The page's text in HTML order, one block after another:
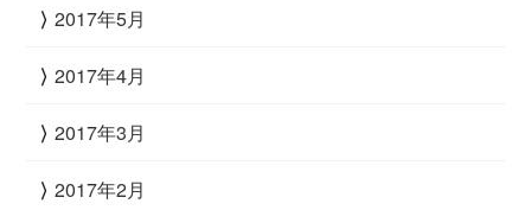
2017年5月
2017年4月
2017年3月
2017年2月